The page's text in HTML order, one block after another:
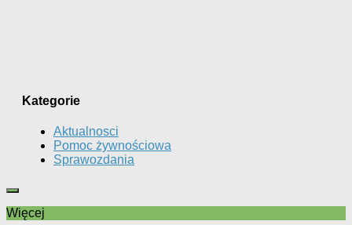
Kategorie
Aktualnosci
Pomoc żywnościowa
Sprawozdania
Więcej